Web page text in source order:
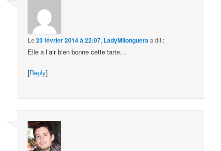
Le23 février 2014 à 22:07, LadyMilongueraa dit :
Elle a l’air bien bonne cette tarte…
[Reply]